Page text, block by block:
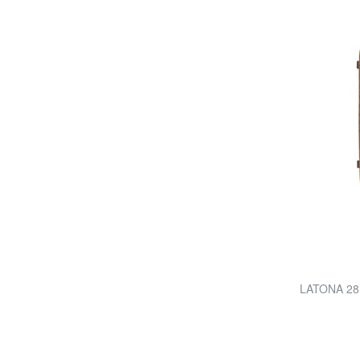
LATONA